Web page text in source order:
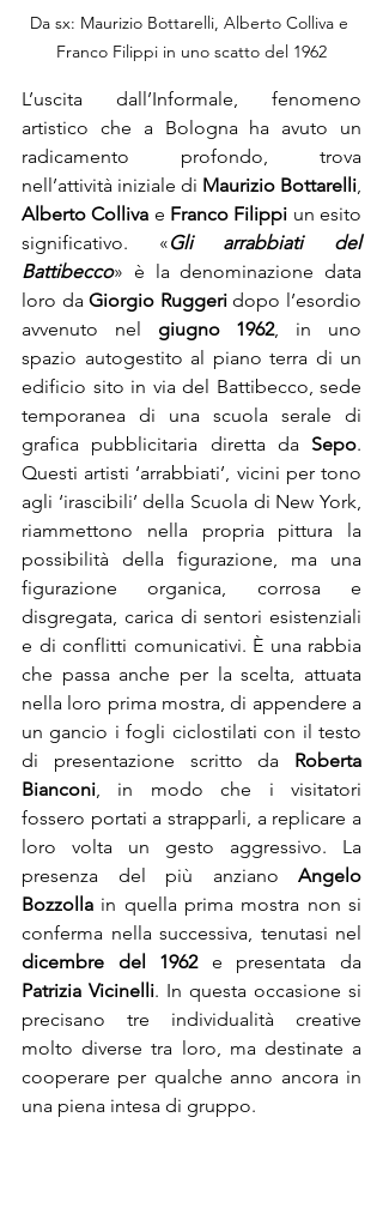
Da sx: Maurizio Bottarelli, Alberto Colliva e
Franco Filippi in uno scatto del 1962
L’uscita dall’Informale, fenomeno
artistico che a Bologna ha avuto un
radicamento profondo, trova
nell’attività iniziale di Maurizio Bottarelli
Alberto Colliva e Franco Filippi un esito
significativo. «Gli arrabbiati del
Battibecco» è la denominazione data
loro da Giorgio Ruggeri dopo l’esordio
avvenuto nel giugno 1962, in uno
spazio autogestito al piano terra di un
edificio sito in via del Battibecco, sede
temporanea di una scuola serale di
grafica pubblicitaria diretta da Sepo.
Questi artisti ‘arrabbiati’, vicini per tono
agli ‘irascibili’ della Scuola di New York,
riammettono nella propria pittura la
possibilità della figurazione, ma una
figurazione organica, corrosa e
disgregata, carica di sentori esistenziali
e di conflitti comunicativi. È una rabbia
che passa anche per la scelta, attuata
nella loro prima mostra, di appendere a
un gancio i fogli ciclostilati con il testo
di presentazione scritto da Roberta
Bianconi, in modo che i visitatori
fossero portati a strapparli, a replicare a
loro volta un gesto aggressivo. La
presenza del più anziano Angelo
Bozzolla in quella prima mostra non si
dicembre del 1962
Patrizia Vicinelli. In questa occasione si
precisano tre individualità creative
molto diverse tra loro, ma destinate a
cooperare per qualche anno ancora in
una piena intesa di gruppo.